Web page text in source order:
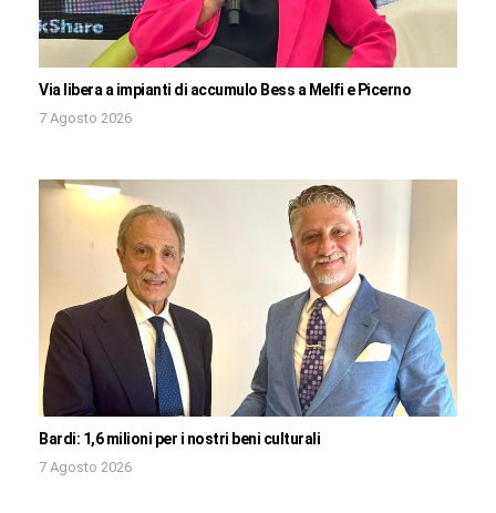
Via libera a impianti di accumulo Bess a Melfi e Picerno
7 Agosto 2026
Bardi: 1,6 milioni per i nostri beni culturali
7 Agosto 2026